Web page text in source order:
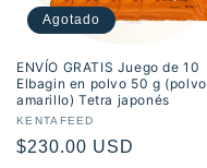
Agotado
ENVÍO GRATIS Juego de 10
Elbagin en polvo 50 g (polvo
amarillo) Tetra japonés
Proveedor:
KENTAFEED
Precio
$230.00 USD